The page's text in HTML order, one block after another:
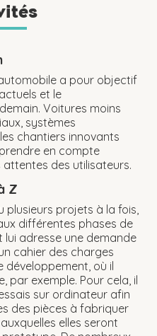
a pour objectif
et le
Voitures moins
systèmes
chantiers innovants
en compte
des utilisateurs.
Z
plusieurs projets à la fois,
différentes phases de
adresse une demande
cahier des charges
développement, où il
par exemple. Pour cela, il
sur ordinateur afin
des pièces à fabriquer
elles seront